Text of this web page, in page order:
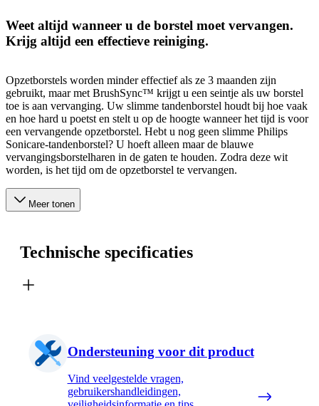
Weet altijd wanneer u de borstel moet vervangen.
Krijg altijd een effectieve reiniging.
Opzetborstels worden minder effectief als ze 3 maanden zijn
gebruikt, maar met BrushSync™ krijgt u een seintje als uw borstel
toe is aan vervanging. Uw slimme tandenborstel houdt bij hoe vaak
en hoe hard u poetst en stelt u op de hoogte wanneer het tijd is voor
een vervangende opzetborstel. Hebt u nog geen slimme Philips
Sonicare-tandenborstel? U hoeft alleen maar de blauwe
vervangingsborstelharen in de gaten te houden. Zodra deze wit
worden, is het tijd om de opzetborstel te vervangen.
Meer tonen
Technische specificaties
Ondersteuning voor dit product
Vind veelgestelde vragen,
gebruikershandleidingen,